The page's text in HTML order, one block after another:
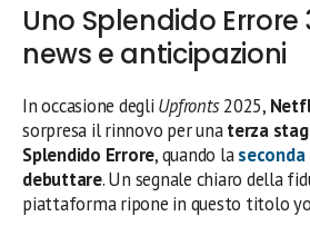
Uno Splendido
news e anticipazioni
In occasione degli Upfronts2025,
sorpresa il rinnovo per unaterza
Splendido Errore, quando laseconda
debuttare. Un segnale chiaro della
piattaforma ripone in questo titolo